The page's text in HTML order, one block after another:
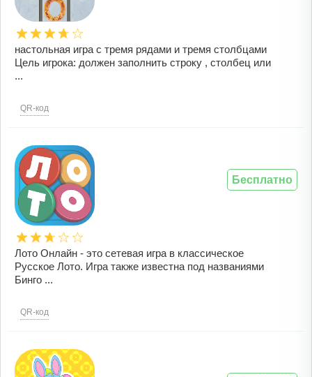
настольная игра с тремя рядами и тремя столбцами
Цель игрокa: должен заполнить строку , столбец или
...
QR-код
Лото Онлайн - это сетевая игра в классическое
Русское Лото. Игра также известна под названиями
Бинго ...
QR-код
Бесплатно